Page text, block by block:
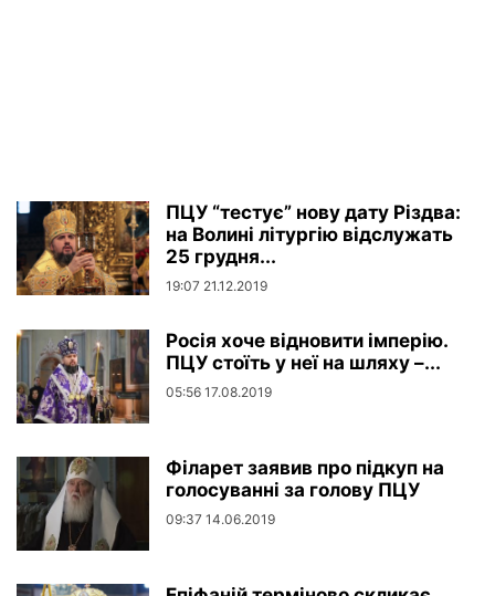
ПЦУ “тестує” нову дату Різдва:
на Волині літургію відслужать
25 грудня...
19:07 21.12.2019
Росія хоче відновити імперію.
ПЦУ стоїть у неї на шляху –...
05:56 17.08.2019
Філарет заявив про підкуп на
голосуванні за голову ПЦУ
09:37 14.06.2019